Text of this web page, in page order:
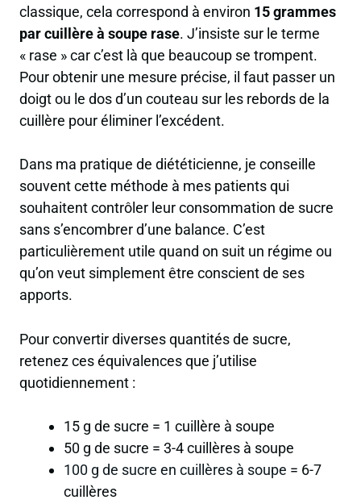
classique, cela correspond à environ 15 grammes
par cuillère à soupe rase. J’insiste sur le terme
« rase » car c’est là que beaucoup se trompent.
Pour obtenir une mesure précise, il faut passer un
doigt ou le dos d’un couteau sur les rebords de la
cuillère pour éliminer l’excédent.
Dans ma pratique de diététicienne, je conseille
souvent cette méthode à mes patients qui
souhaitent contrôler leur consommation de sucre
sans s’encombrer d’une balance. C’est
particulièrement utile quand on suit un régime ou
qu’on veut simplement être conscient de ses
apports.
Pour convertir diverses quantités de sucre,
retenez ces équivalences que j’utilise
quotidiennement :
15 g de sucre = 1 cuillère à soupe
50 g de sucre = 3-4 cuillères à soupe
100 g de sucre en cuillères à soupe = 6-7
cuillères